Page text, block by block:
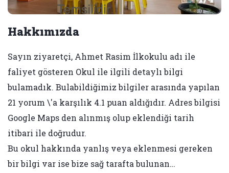
Hakkımızda
Sayın ziyaretçi, Ahmet Rasim İlkokulu adı ile
faliyet gösteren Okul ile ilgili detaylı bilgi
bulamadık. Bulabildiğimiz bilgiler arasında yapılan
21 yorum \'a karşılık 4.1 puan aldığıdır. Adres bilgisi
Google Maps den alınmış olup eklendiği tarih
itibari ile doğrudur.
Bu okul hakkında yanlış veya eklenmesi gereken
bir bilgi var ise bize sağ tarafta bulunan…